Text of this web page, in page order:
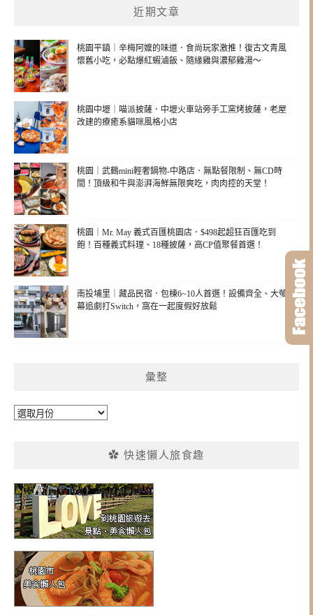
近期文章
桃園平鎮｜辛梅阿嬤的味道．食尚玩家激推！復古文青風
懷舊小吃，必點爆紅蝦滷飯、隨緣雞與濃郁雞湯～
桃園中壢｜喵派披薩．中壢火車站旁手工窯烤披薩，老屋
改建的療癒系貓咪風格小店
桃園｜武鶴mini輕奢鍋物-中路店．無點餐限制、無CD時
間！頂級和牛與澎湃海鮮無限爽吃，肉肉控的天堂！
桃園｜Mr. May 義式百匯桃園店．$498起超狂百匯吃到
飽！百種義式料理、18種披薩，高CP值聚餐首選！
南投埔里｜藏品民宿．包棟6~10人首選！設備齊全、大螢
幕追劇打Switch，窩在一起度假好放鬆
彙整
彙
✿ 快速懶人旅食趣